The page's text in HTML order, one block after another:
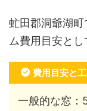
虻田郡洞爺湖
ム費用目安とし
費用目安と工
一般的な窓：